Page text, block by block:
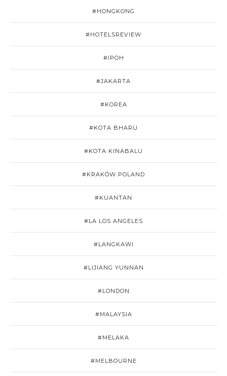
#HONGKONG
#HOTELSREVIEW
#IPOH
#JAKARTA
#KOREA
#KOTA BHARU
#KOTA KINABALU
#KRAKÓW POLAND
#KUANTAN
#LA LOS ANGELES
#LANGKAWI
#LIJIANG YUNNAN
#LONDON
#MALAYSIA
#MELAKA
#MELBOURNE